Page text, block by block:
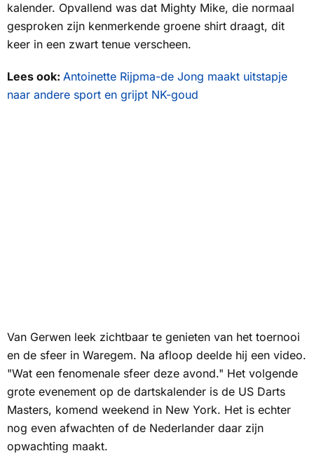
kalender. Opvallend was dat Mighty Mike, die normaal
gesproken zijn kenmerkende groene shirt draagt, dit
keer in een zwart tenue verscheen.
Lees ook: Antoinette Rijpma-de Jong maakt uitstapje
naar andere sport en grijpt NK-goud
Van Gerwen leek zichtbaar te genieten van het toernooi
en de sfeer in Waregem. Na afloop deelde hij een video.
"Wat een fenomenale sfeer deze avond." Het volgende
grote evenement op de dartskalender is de US Darts
Masters, komend weekend in New York. Het is echter
nog even afwachten of de Nederlander daar zijn
opwachting maakt.